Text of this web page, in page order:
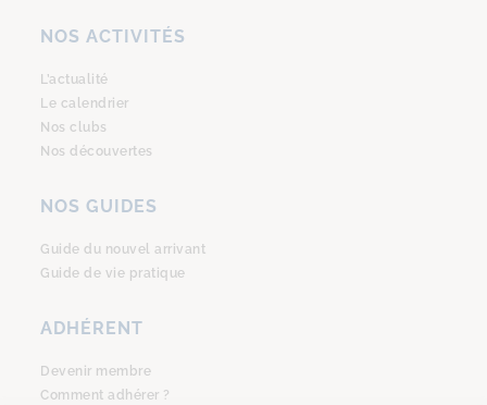
NOS ACTIVITÉS
L’actualité
Le calendrier
Nos clubs
Nos découvertes
NOS GUIDES
Guide du nouvel arrivant
Guide de vie pratique
ADHÉRENT
Devenir membre
Comment adhérer ?